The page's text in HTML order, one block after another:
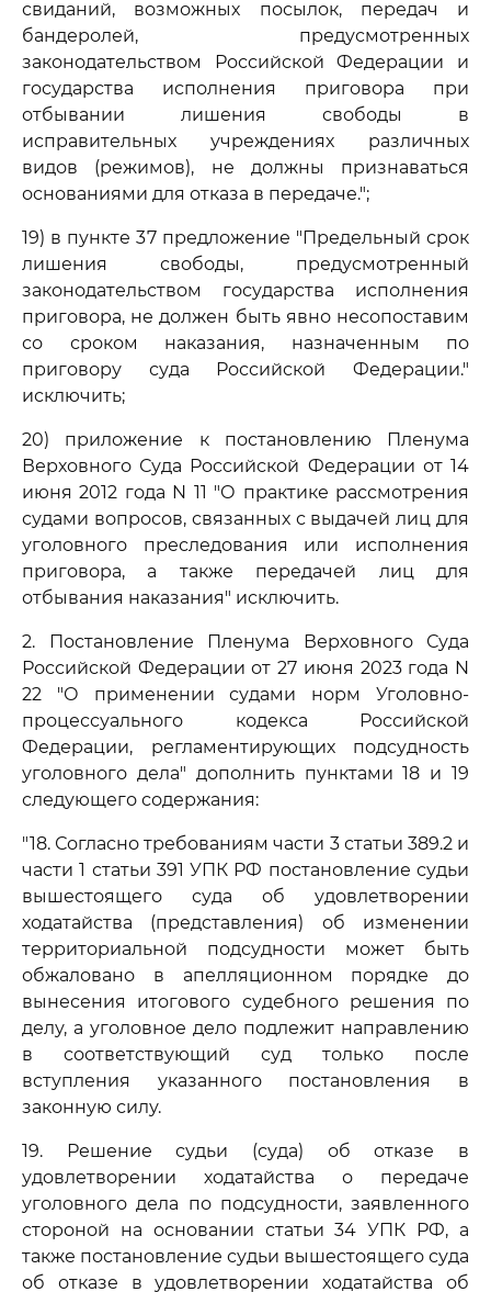
свиданий, возможных посылок, передач и
бандеролей, предусмотренных
законодательством Российской Федерации и
государства исполнения приговора при
отбывании лишения свободы в
исправительных учреждениях различных
видов (режимов), не должны признаваться
основаниями для отказа в передаче.";
19) в пункте 37 предложение "Предельный срок
лишения свободы, предусмотренный
законодательством государства исполнения
приговора, не должен быть явно несопоставим
со сроком наказания, назначенным по
приговору суда Российской Федерации."
исключить;
20) приложение к постановлению Пленума
Верховного Суда Российской Федерации от 14
июня 2012 года N 11 "О практике рассмотрения
судами вопросов, связанных с выдачей лиц для
уголовного преследования или исполнения
приговора, а также передачей лиц для
отбывания наказания" исключить.
2. Постановление Пленума Верховного Суда
Российской Федерации от 27 июня 2023 года N
22 "О применении судами норм Уголовно-
процессуального кодекса Российской
Федерации, регламентирующих подсудность
уголовного дела" дополнить пунктами 18 и 19
следующего содержания:
"18. Согласно требованиям части 3 статьи 389.2 и
части 1 статьи 391 УПК РФ постановление судьи
вышестоящего суда об удовлетворении
ходатайства (представления) об изменении
территориальной подсудности может быть
обжаловано в апелляционном порядке до
вынесения итогового судебного решения по
делу, а уголовное дело подлежит направлению
в соответствующий суд только после
вступления указанного постановления в
законную силу.
19. Решение судьи (суда) об отказе в
удовлетворении ходатайства о передаче
уголовного дела по подсудности, заявленного
стороной на основании статьи 34 УПК РФ, а
также постановление судьи вышестоящего суда
об отказе в удовлетворении ходатайства об